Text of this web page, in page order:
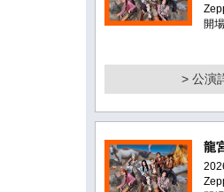
開
> 公演
龍